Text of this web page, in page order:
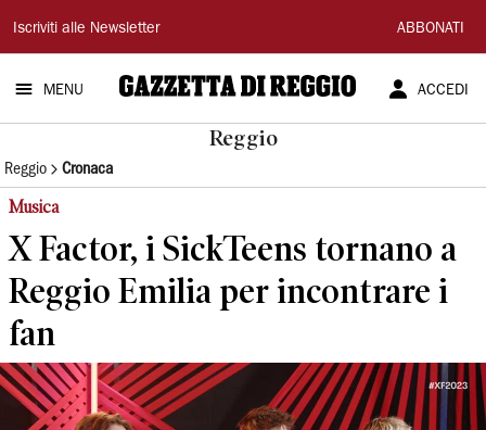
Gazzetta
di
Reggio
Iscriviti alle Newsletter ABBONATI
MENU ACCEDI
Reggio
Reggio Cronaca
Musica
X Factor, i SickTeens tornano a
Reggio Emilia per incontrare i
fan